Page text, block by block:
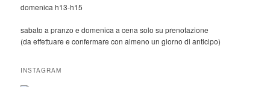
domenica h13-h15
sabato a pranzo e domenica a cena solo su prenotazione
(da effettuare e confermare con almeno un giorno di anticipo)
INSTAGRAM